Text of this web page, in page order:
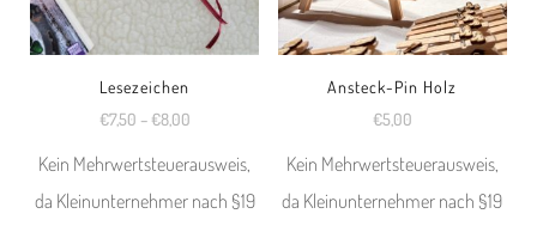
Lesezeichen
€7,50 – €8,00
Kein Mehrwertsteuerausweis,
da Kleinunternehmer nach §19
Ansteck-Pin Holz
€5,00
Kein Mehrwertsteuerausweis,
da Kleinunternehmer nach §19